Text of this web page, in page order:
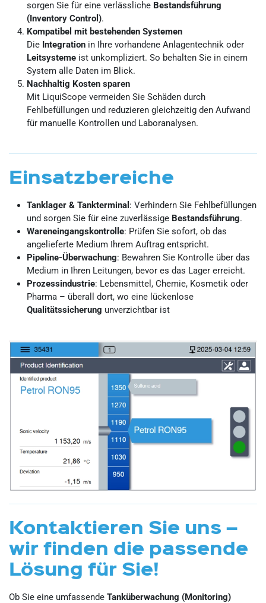
sorgen Sie für eine verlässliche Bestandsführung
(Inventory Control).
Kompatibel mit bestehenden Systemen
Die Integration in Ihre vorhandene Anlagentechnik oder
Leitsysteme ist unkompliziert. So behalten Sie in einem
System alle Daten im Blick.
Nachhaltig Kosten sparen
Mit LiquiScope vermeiden Sie Schäden durch
Fehlbefüllungen und reduzieren gleichzeitig den Aufwand
für manuelle Kontrollen und Laboranalysen.
Einsatzbereiche
Tanklager & Tankterminal : Verhindern Sie Fehlbefüllungen
und sorgen Sie für eine zuverlässige Bestandsführung.
Wareneingangskontrolle: Prüfen Sie sofort, ob das
angelieferte Medium Ihrem Auftrag entspricht.
Pipeline-Überwachung: Bewahren Sie Kontrolle über das
Medium in Ihren Leitungen, bevor es das Lager erreicht.
Prozessindustrie: Lebensmittel, Chemie, Kosmetik oder
Pharma – überall dort, wo eine lückenlose
Qualitätssicherung unverzichtbar ist
Kontaktieren Sie uns –
wir finden die passende
Lösung für Sie!
Ob Sie eine umfassende Tanküberwachung (Monitoring)